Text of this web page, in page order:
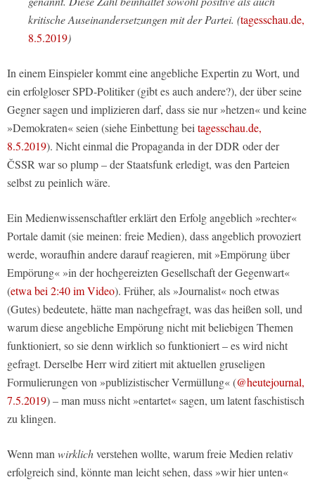
kritische Auseinandersetzungen mit der Partei. (tagesschau.de,
8.5.2019)
In einem Einspieler kommt eine angebliche Expertin zu Wort, und
ein erfolgloser SPD-Politiker (gibt es auch andere?), der über seine
Gegner sagen und implizieren darf, dass sie nur »hetzen« und keine
»Demokraten« seien (siehe Einbettung beitagesschau.de,
8.5.2019). Nicht einmal die Propaganda in der DDR oder der
ČSSR war so plump – der Staatsfunk erledigt, was den Parteien
selbst zu peinlich wäre.
Ein Medienwissenschaftler erklärt den Erfolg angeblich »rechter«
Portale damit (sie meinen: freie Medien), dass angeblich provoziert
werde, woraufhin andere darauf reagieren, mit »Empörung über
Empörung« »in der hochgereizten Gesellschaft der Gegenwart«
(etwa bei 2:40 im Video). Früher, als »Journalist« noch etwas
(Gutes) bedeutete, hätte man nachgefragt, was das heißen soll, und
warum diese angebliche Empörung nicht mit beliebigen Themen
funktioniert, so sie denn wirklich so funktioniert – es wird nicht
gefragt. Derselbe Herr wird zitiert mit aktuellen gruseligen
Formulierungen von »publizistischer Vermüllung« (@heutejournal,
7.5.2019) – man muss nicht »entartet« sagen, um latent faschistisch
zu klingen.
Wenn manwirklichverstehen wollte, warum freie Medien relativ
erfolgreich sind, könnte man leicht sehen, dass »wir hier unten«